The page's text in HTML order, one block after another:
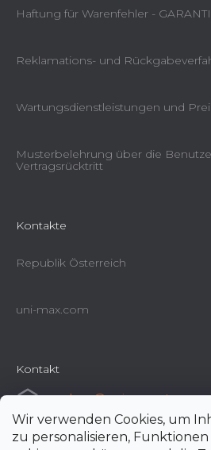
Wir verwenden Cookies, um
zu personalisieren,
Haftung für Warenfehler -
Reklamations- und
Wartungsdienstleistungen und
Musterbelehrung über die
Vertragsrücktritt
Kontakte
Republik Österreich
uni-max.com
Kontakt
e-shop@uni-max.at
+420 266 190 190